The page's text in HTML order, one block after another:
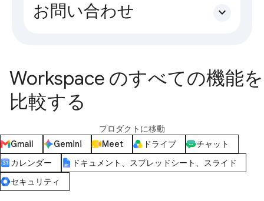
お問い合わせ expand_more
Workspace のすべての機能を
比較する
プロダクトに移動
Gmail
Gemini Meet ドライブ
チャット
カレンダー
ドキュメント、スプレッドシート、スライド
セキュリティ